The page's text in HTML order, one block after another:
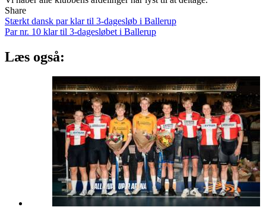
Share
Indlægsnavigation
Stærkt dansk par klar til 3-dagesløb i Ballerup
Par nr. 10 klar til 3-dagesløbet i Ballerup
Læs også: